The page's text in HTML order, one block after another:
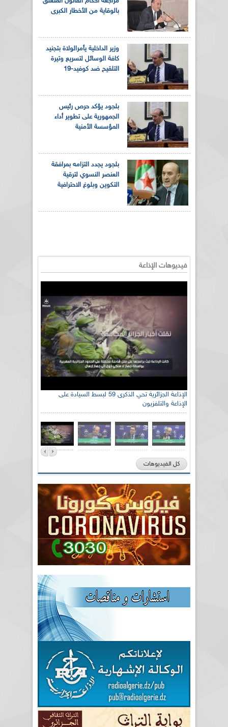
بالوقاية من الأخطار الكبرى
وزير الداخلية يأمرالولاة بتجنيد
كافة الوسائل لتسريع وتيرة
التلقيح ضد كوفيد-19
بلجود يؤكد حرص رئيس
الجمهورية على تطوير أداء
المؤسسة الأمنية
بلجود يجدد التزامه بمرافقة
العنصر النسوي لترقية
التكوين وبلوغ الاحترافية
فيديوهات الإذاعة
الإذاعة الجزائرية تحي الذكرى 59 لبسط السيادة على
الإذاعة والتلفزيون
كل الفيديوهات